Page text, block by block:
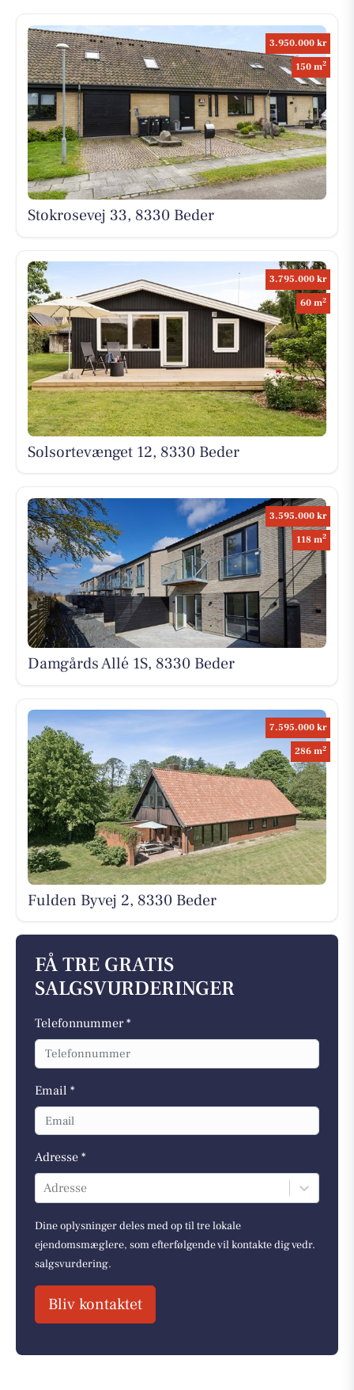
3.950.000 kr
150 m2
Stokrosevej 33, 8330 Beder
3.795.000 kr
60 m2
Solsortevænget 12, 8330 Beder
3.595.000 kr
118 m2
Damgårds Allé 1S, 8330 Beder
7.595.000 kr
286 m2
Fulden Byvej 2, 8330 Beder
FÅ TRE GRATIS
SALGSVURDERINGER
Telefonnummer *
Email *
Adresse *
Adresse
Dine oplysninger deles med op til tre lokale
ejendomsmæglere, som efterfølgende vil kontakte dig vedr.
salgsvurdering.
Bliv kontaktet